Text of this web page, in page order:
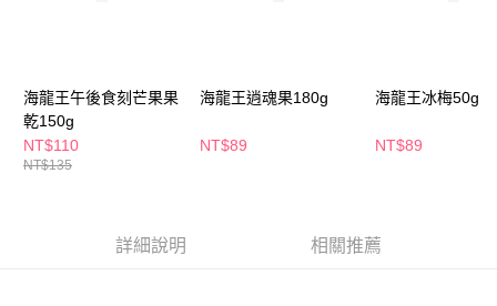
ATM／網路銀行／等多元方式進行付款，方視為交易完成。
※ 請注意：結帳手續完成當下不需立刻繳費，但若您需要取消訂單，請聯絡
購買商品的店家。未經商家同意取消之訂單仍視為有效，需透過AFTEE先享
後付繳納相關費用。
※ 交易是否成功請以「AFTEE先享後付 」之結帳頁面顯示為準，若有關於
萊爾富取貨付款
每筆NT$65，滿NT$490(含以上)免運費
付款後萊爾富取貨
海龍王午後食刻芒果果
乾150g
NT$110
NT$135
海龍王逍魂果180g
NT$89
海龍王冰梅50g
NT$89
詳細說明 相關推薦